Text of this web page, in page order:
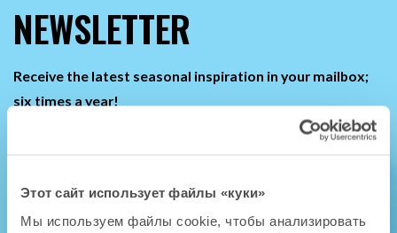
Этот сайт использует файлы «куки»
Мы используем файлы cookie, чтобы анализировать
NEWSLETTER
Receive the latest seasonal inspiration in your mailbox;
six times a year!